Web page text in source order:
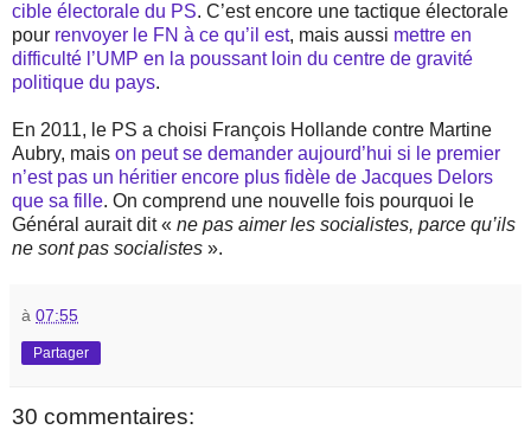
cible électorale du PS. C’est encore une tactique électorale
pour renvoyer le FN à ce qu’il est, mais aussi mettre en
difficulté l’UMP en la poussant loin du centre de gravité
politique du pays.
En 2011, le PS a choisi François Hollande contre Martine
Aubry, mais on peut se demander aujourd’hui si le premier
n’est pas un héritier encore plus fidèle de Jacques Delors
que sa fille. On comprend une nouvelle fois pourquoi le
Général aurait dit « ne pas aimer les socialistes, parce qu’ils
ne sont pas socialistes ».
à 07:55
Partager
30 commentaires: